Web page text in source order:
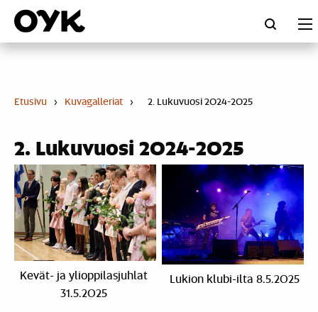
Skip
content
Etusivu › Kuvagalleriat › 2. Lukuvuosi 2024-2025
2. Lukuvuosi 2024-2025
Kevät- ja ylioppilasjuhlat
31.5.2025
Lukion klubi-ilta 8.5.2025